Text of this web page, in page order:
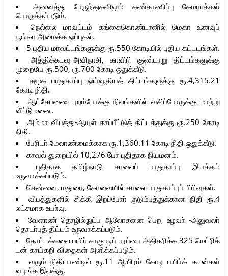
அனைத்து பேருந்துகளிலும் கண்காணிப்பு கேமராக்கள்
பொருத்தப்படும்.
நெல்லை மாவட்டம் கங்கைகொண்டானில் மெகா உணவுப்
பூங்கா அமைக்க ஒப்புதல்.
5 புதிய மாவட்டங்களுக்கு ரூ.550 கோடியில் புதிய கட்டடங்கள்.
அத்திக்கடவு-அவிநாசி, காவிரி குண்டாறு திட்டங்களுக்கு
முறையே ரூ.500, ரூ.700 கோடி ஒதுக்கீடு.
சமூக பாதுகாப்பு ஓய்வூதியத் திட்டங்களுக்கு ரூ.4,315.21
கோடி நிதி.
ஆட்சேபணை புறம்போக்கு நிலங்களில் வசிப்போருக்கு மாற்று
வீட்டுமனை.
அம்மா விபத்து-ஆயுள் காப்பீட்டுத் திட்டத்துக்கு ரூ.250 கோடி
நிதி.
பேரிடா் மேலாண்மைக்காக ரூ.1,360.11 கோடி நிதி ஒதுக்கீடு.
காவல் துறையில் 10,276 போ புதிதாக நியமனம்.
புதிதாக தமிழ்நாடு சாலைப் பாதுகாப்பு இயக்கம்
உருவாக்கப்படும்.
சென்னை, மதுரை, கோவையில் சாலை பாதுகாப்புப் பிரிவுகள்.
விபத்துகளில் சிக்கி இறப்போா் குடும்பத்துக்கான நிதி ரூ.4
லட்சமாக உயா்வு.
வேளாண் தொழில்நுட்ப ஆலோசனை பெற, உழவா் -அலுவலா்
தொடா்புத் திட்டம் உருவாக்கப்படும்.
தோட்டக்கலை பயிா் சாகுபடிப் பரப்பை அதிகரிக்க 325 மெட்ரிக்
டன் காய்கறி விதைகள் அளிக்கப்படும்.
வரும் நிதியாண்டில் ரூ.11 ஆயிரம் கோடி பயிா்க் கடன்கள்
வழங்க இலக்கு.